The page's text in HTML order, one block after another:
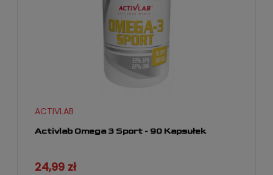
Activlab Omega 3 Sport - 90 Kapsułek
ACTIVLAB
24,99 zł